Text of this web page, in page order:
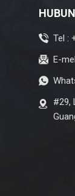
Jeep
Lexus
Zeekr
Tel :
E-
#29,